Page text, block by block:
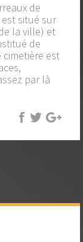
de
situé sur
la ville) et
de
cimetière est
par là